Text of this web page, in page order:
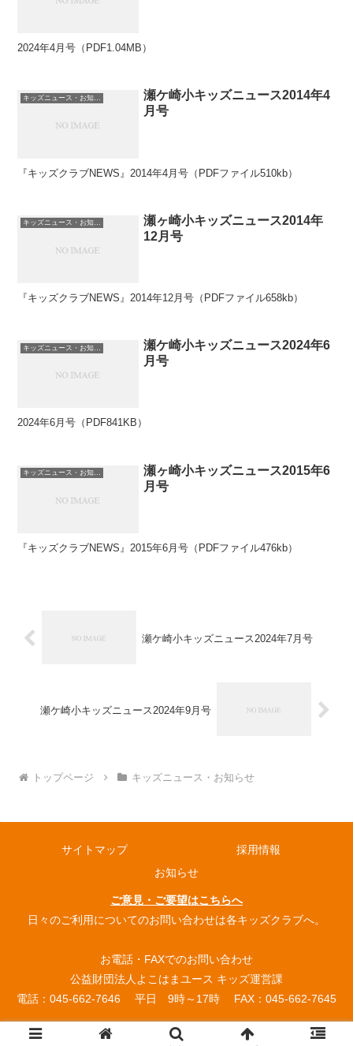
2024年4月号（PDF1.04MB）
瀬ケ崎小キッズニュース2014年4
月号
『キッズクラブNEWS』2014年4月号（PDFファイル510kb）
キッズニュース・お知らせ
瀬ヶ崎小キッズニュース2014年
12月号
『キッズクラブNEWS』2014年12月号（PDFファイル658kb）
瀬ケ崎小キッズニュース2024年6
月号
2024年6月号（PDF841KB）
キッズニュース・お知らせ
瀬ヶ崎小キッズニュース2015年6
月号
『キッズクラブNEWS』2015年6月号（PDFファイル476kb）
瀬ケ崎小キッズニュース2024年7月号
瀬ケ崎小キッズニュース2024年9月号
トップページ キッズニュース・お知らせ
サイトマップ
採用情報
お知らせ
ご意見・ご要望はこちらへ
日々のご利用についてのお問い合わせは各キッズクラブへ。
お電話・FAXでのお問い合わせ
公益財団法人よこはまユース キッズ運営課
電話：045-662-7646 平日 9時～17時 FAX：045-662-7645
© 2004 よこはまユース放課後キッズクラブ